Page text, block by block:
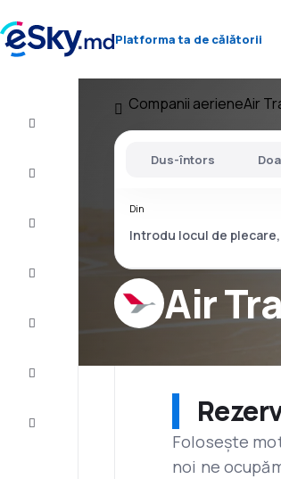
Platforma ta de călătorii
Inspiraţie şi
Companii aerieneAir
Air
Dus-întors
Din
Folosește
noi ne